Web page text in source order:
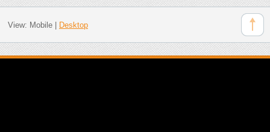
View: Mobile| Desktop